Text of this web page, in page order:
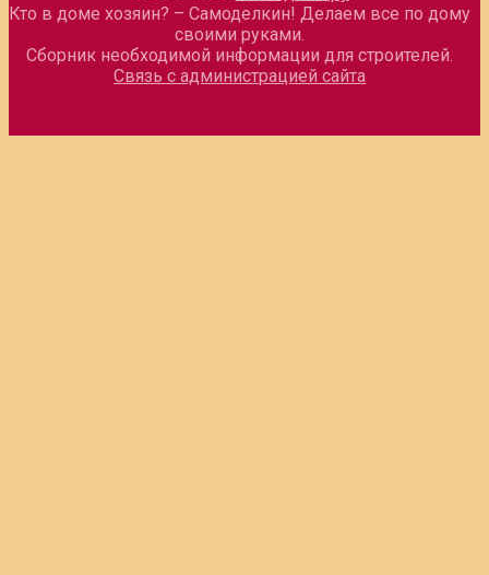
Кто в доме хозяин? – Самоделкин! Делаем все по дому
своими руками.
Сборник необходимой информации для строителей.
Связь с администрацией сайта